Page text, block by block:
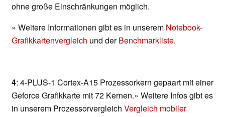
ohne große Einschränkungen möglich.
» Weitere Informationen gibt es in unserem Notebook-
Grafikkartenvergleich und derBenchmarkliste.
4: 4-PLUS-1 Cortex-A15 Prozessorkern gepaart mit einer
Geforce Grafikkarte mit 72 Kernen.» Weitere Infos gibt es
in unserem Prozessorvergleich Vergleich mobiler